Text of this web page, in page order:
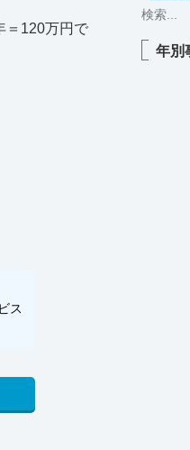
＝120万円で
ス
年別